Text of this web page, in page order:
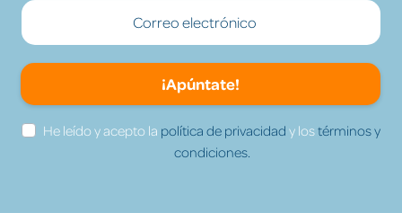
¡Apúntate!
He leído y acepto la política de privacidad y lostérminos y
condiciones.